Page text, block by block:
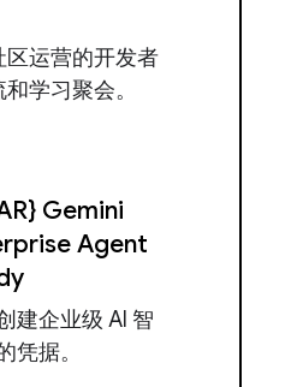
区运营的开发者
学习聚会。
Gemini
Agent
建企业级 AI 智
凭据。